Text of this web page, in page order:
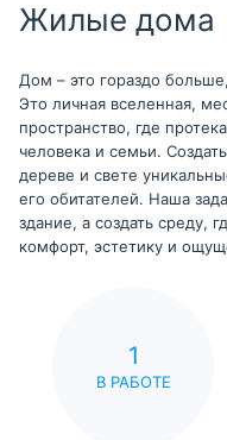
Жилые дома
Дом – это гораздо
Это личная вселенная,
пространство, где
человека и семьи.
дереве и свете
его обитателей. Наша
здание, а создать среду,
комфорт, эстетику и
1
В РАБОТЕ